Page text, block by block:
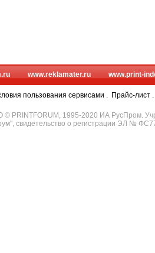
www.reklamater.ru www.print-
пользования сервисами . Прайс-лист .
© PRINTFORUM, 1995-2020 ИА РусПром.
свидетельство о регистрации ЭЛ №